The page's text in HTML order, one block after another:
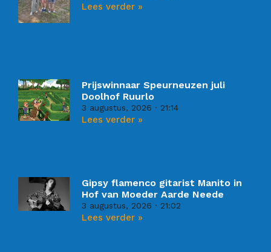
Lees verder »
Prijswinnaar Speurneuzen juli
Doolhof Ruurlo
3 augustus, 2026 21:14
Lees verder »
Gipsy flamenco gitarist Manito in
Hof van Moeder Aarde Neede
3 augustus, 2026 21:02
Lees verder »